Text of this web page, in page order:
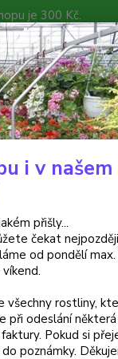
je 300 Kč.
po přijetí
cena za kus v 3-
- cena
se
i v našem
přišly...
čekat
od pondělí
všechny rostliny,
při odeslání
Pokud si
poznámky.